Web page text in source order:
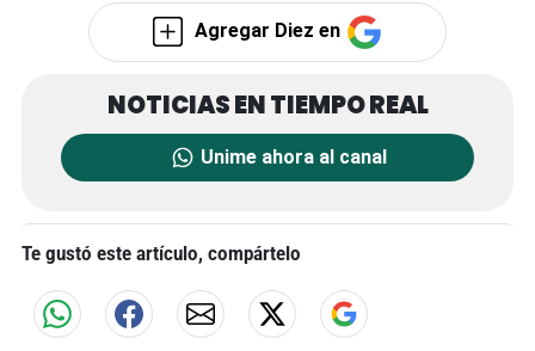
Agregar Diez en
Unime ahora al canal
Te gustó este artículo, compártelo